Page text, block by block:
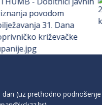
(uz prethodno